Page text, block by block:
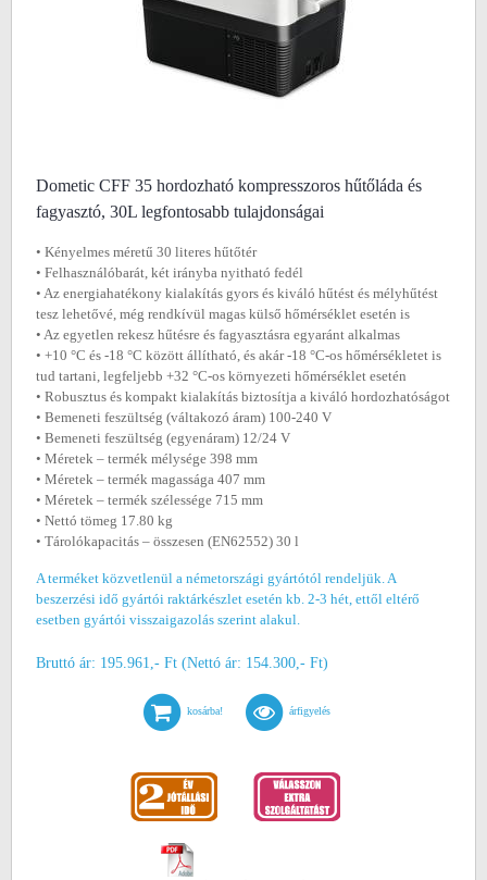
Dometic CFF 35 hordozható kompresszoros hűtőláda és
fagyasztó, 30L legfontosabb tulajdonságai
• Kényelmes méretű 30 literes hűtőtér
• Felhasználóbarát, két irányba nyitható fedél
• Az energiahatékony kialakítás gyors és kiváló hűtést és mélyhűtést
tesz lehetővé, még rendkívül magas külső hőmérséklet esetén is
• Az egyetlen rekesz hűtésre és fagyasztásra egyaránt alkalmas
• +10 °C és -18 °C között állítható, és akár -18 °C-os hőmérsékletet is
tud tartani, legfeljebb +32 °C-os környezeti hőmérséklet esetén
• Robusztus és kompakt kialakítás biztosítja a kiváló hordozhatóságot
• Bemeneti feszültség (váltakozó áram) 100-240 V
• Bemeneti feszültség (egyenáram) 12/24 V
• Méretek ‒ termék mélysége 398 mm
• Méretek ‒ termék magassága 407 mm
• Méretek ‒ termék szélessége 715 mm
• Nettó tömeg 17.80 kg
• Tárolókapacitás ‒ összesen (EN62552) 30 l
A terméket közvetlenül a németországi gyártótól rendeljük. A
beszerzési idő gyártói raktárkészlet esetén kb. 2-3 hét, ettől eltérő
esetben gyártói visszaigazolás szerint alakul.
Bruttó ár: 195.961,- Ft (Nettó ár: 154.300,- Ft)
kosárba! árfigyelés